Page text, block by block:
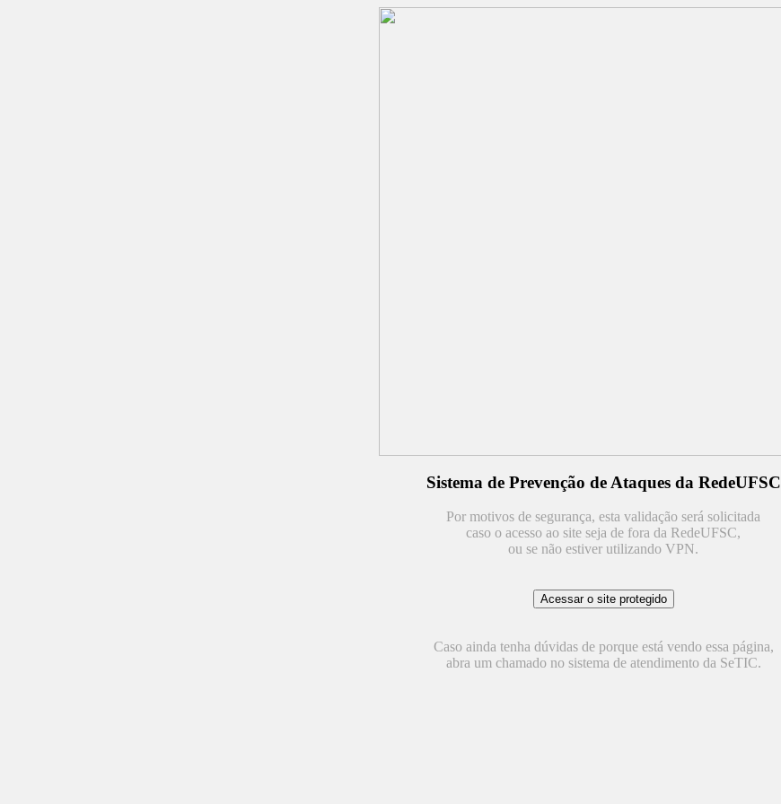
Sistema de Prevenção de Ataques da RedeUFSC
Por motivos de segurança, esta validação será solicitada
caso o acesso ao site seja de fora da RedeUFSC,
ou se não estiver utilizando VPN.
Caso ainda tenha dúvidas de porque está vendo essa página,
abra um chamado no sistema de atendimento da SeTIC.